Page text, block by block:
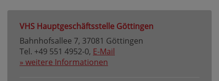
VHS Hauptgeschäftsstelle Göttingen
Bahnhofsallee 7, 37081 Göttingen
Tel. +49 551 4952-0, E-Mail
» weitere Informationen